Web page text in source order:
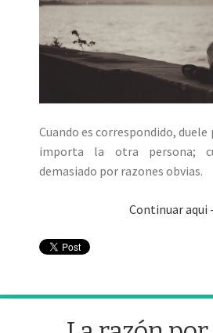
Cuando es correspondido,
importa la otra persona;
demasiado por razones obvias.
Continuar aqui